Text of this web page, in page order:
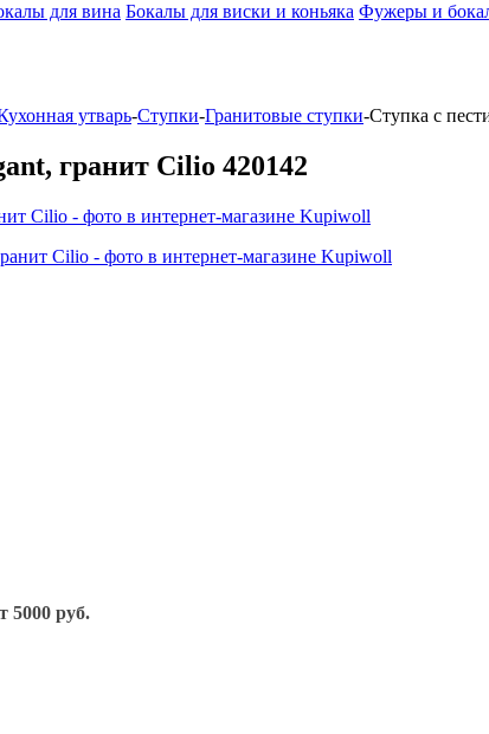
для вина Бокалы для виски и коньяка Фужеры и
утварь-Ступки-Гранитовые ступки-Ступка с
гранит Cilio 420142
5000 руб.